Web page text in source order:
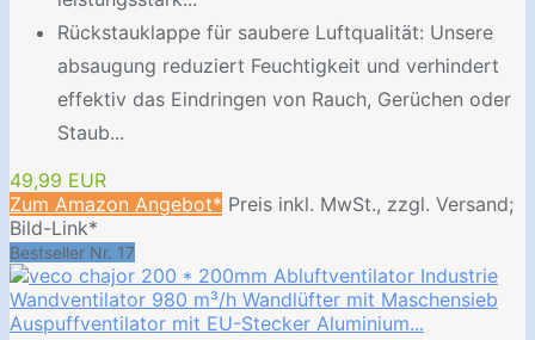
Rückstauklappe für saubere Luftqualität: Unsere
absaugung reduziert Feuchtigkeit und verhindert
effektiv das Eindringen von Rauch, Gerüchen oder
Staub...
49,99 EUR
Zum Amazon Angebot* Preis inkl. MwSt., zzgl. Versand;
Bild-Link*
Bestseller Nr. 17